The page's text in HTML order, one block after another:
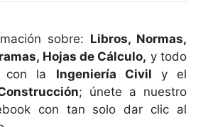
sobre: Libros, Normas,
Hojas de Cálculo, y todo
con la Ingeniería Civil y el
; únete a nuestro
con tan solo dar clic al